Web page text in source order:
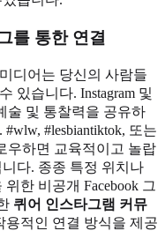
를 통한 연결
디어는 당신의 사람들
있습니다. Instagram 및
술 및 통찰력을 공유하
#lesbiantiktok, 또는
우하면 교육적이고 놀랍
다. 종종 특정 위치나
한 비공개 Facebook 그
퀴어 인스타그램 커뮤
용적인 연결 방식을 제공